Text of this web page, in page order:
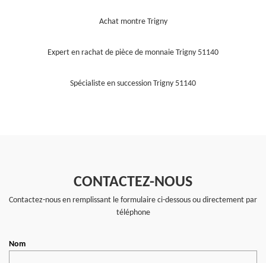
Achat montre Trigny
Expert en rachat de pièce de monnaie Trigny 51140
Spécialiste en succession Trigny 51140
CONTACTEZ-NOUS
Contactez-nous en remplissant le formulaire ci-dessous ou directement par
téléphone
Nom